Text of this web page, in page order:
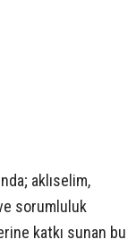
aklıselim,
sorumluluk
katkı sunan bu